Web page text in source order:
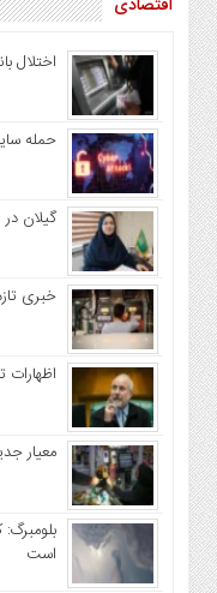
اقتصادی
اختلال
حمله سایبری به ۴ بانک
گیلان
خبری
اظهارات
معیار
است